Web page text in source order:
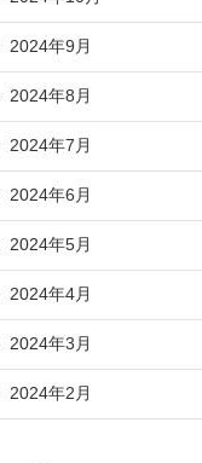
2024年9月
2024年8月
2024年7月
2024年6月
2024年5月
2024年4月
2024年3月
2024年2月